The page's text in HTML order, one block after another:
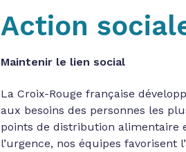
Action
Maintenir le lien social
La Croix-Rouge française
aux besoins des personnes les
points de distribution alimentaire
l’urgence, nos équipes favorisent